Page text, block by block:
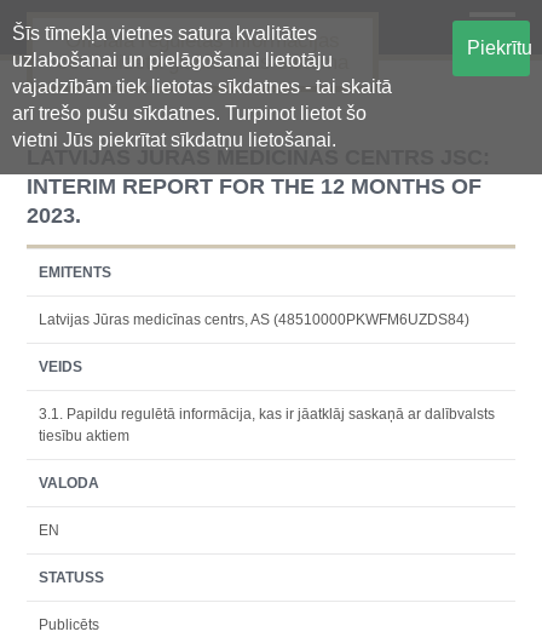
Šīs tīmekļa vietnes satura kvalitātes
uzlabošanai un pielāgošanai lietotāju
vajadzībām tiek lietotas sīkdatnes - tai skaitā
arī trešo pušu sīkdatnes. Turpinot lietot šo
vietni Jūs piekrītat sīkdatņu lietošanai.
Piekrītu
Oficiālā regulētās informācijas
centralizētā glabāšanas sistēma
LATVIJAS JURAS MEDICINAS CENTRS JSC:
INTERIM REPORT FOR THE 12 MONTHS OF
2023.
EMITENTS
Latvijas Jūras medicīnas centrs, AS (48510000PKWFM6UZDS84)
VEIDS
3.1. Papildu regulētā informācija, kas ir jāatklāj saskaņā ar dalībvalsts
tiesību aktiem
VALODA
EN
STATUSS
Publicēts